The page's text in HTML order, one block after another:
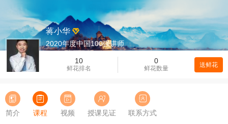
10
鲜花排名
0
鲜花数量 送鲜花
蒋小华
2020年度中国100强讲师
简介 课程 视频 授课见证 联系方式